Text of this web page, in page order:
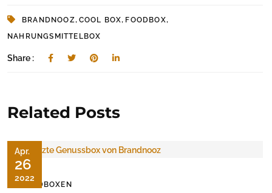
BRANDNOOZ, COOL BOX, FOODBOX,
NAHRUNGSMITTELBOX
Share :
Related Posts
Apr.
26
2022
FOODBOXEN